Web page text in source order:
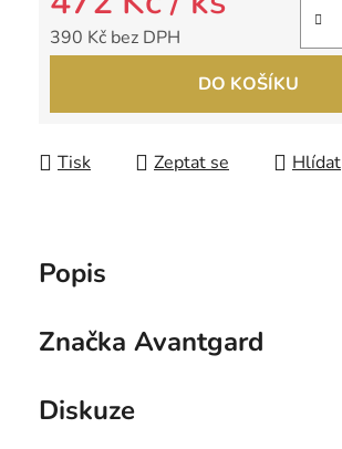
390 Kč bez DPH
DO KOŠÍKU
Tisk Zeptat se Hlídat
Popis
Značka Avantgard
Diskuze